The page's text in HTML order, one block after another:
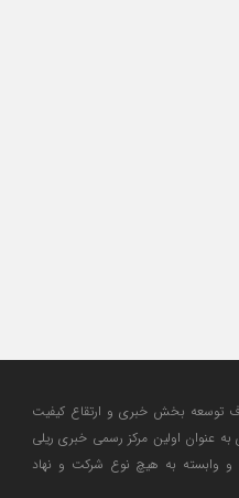
ریل نیوز در سال 1396 با هدف توسعه بخش خبری و ارتقاع کیفیت
عنوان اولین مرکز رسمی خبری ریلی
و وابسته به هیچ نوع شرکت و نهاد